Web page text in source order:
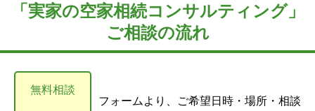
「実家の空家相続コンサルティング」
ご相談の流れ
無料相談
フォームより、ご希望日時・場所・相談